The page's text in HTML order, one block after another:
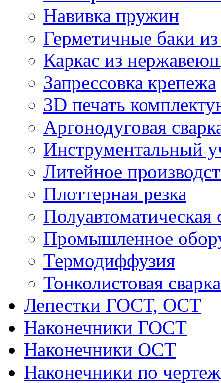
Навивка пружин
Герметичные баки
Каркас из
Запрессовка крепежа
3D печать
Аргонодуговая
Инструментальный
Литейное
Плоттерная резка
Полуавтоматическая
Промышленное
Термодиффузия
Тонколистовая сварка
Лепестки ГОСТ, ОСТ
Наконечники ГОСТ
Наконечники ОСТ
Наконечники по